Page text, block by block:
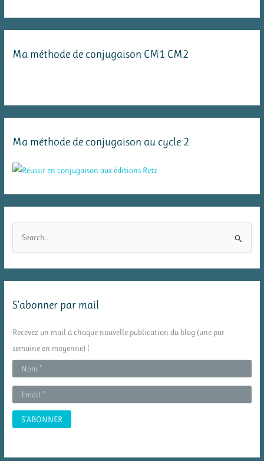
Ma méthode de conjugaison CM1 CM2
Ma méthode de conjugaison au cycle 2
r
:
S’abonner par mail
Recevez un mail à chaque nouvelle publication du blog (une par
semaine en moyenne) !